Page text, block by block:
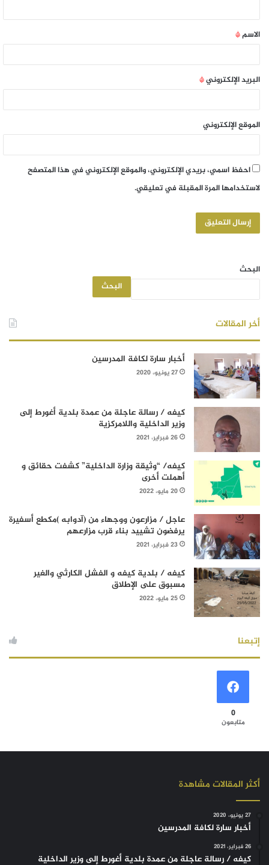
الاسم*
البريد الإلكتروني*
الموقع الإلكتروني
احفظ اسمي، بريدي الإلكتروني، والموقع الإلكتروني في هذا المتصفح
لاستخدامها المرة المقبلة في تعليقي.
البحث
البحث
أخر المقالات
أخبار سارة لكافة المدرسين
27 يونيو، 2020
كيفه / رسالة عاجلة من عمدة بلدية أغورط إلى
وزير الداخلية واللامركزية
26 فبراير، 2021
كيفه/ “وثيقة وزارة الداخلية” كشفت حقائق و
أهملت أخرى
20 مايو، 2022
عاجل / مزارعون ووجهاء من (آدوابه )مكطع أسفيرة
يرفضون تشييد بناء قرب مزارعهم
23 فبراير، 2021
كيفه / بلدية كيفه و الفشل الكارثي والغير
مسبوق على الإطلاق
25 مايو، 2022
إتبعنا
0
متابعون
أكثر المقالات مشاهدة
27 يونيو، 2020
أخبار سارة لكافة المدرسين
26 فبراير، 2021
كيفه / رسالة عاجلة من عمدة بلدية أغورط إلى وزير الداخلية